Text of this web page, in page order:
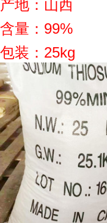
产地：山西
含量：99%
包装：25kg